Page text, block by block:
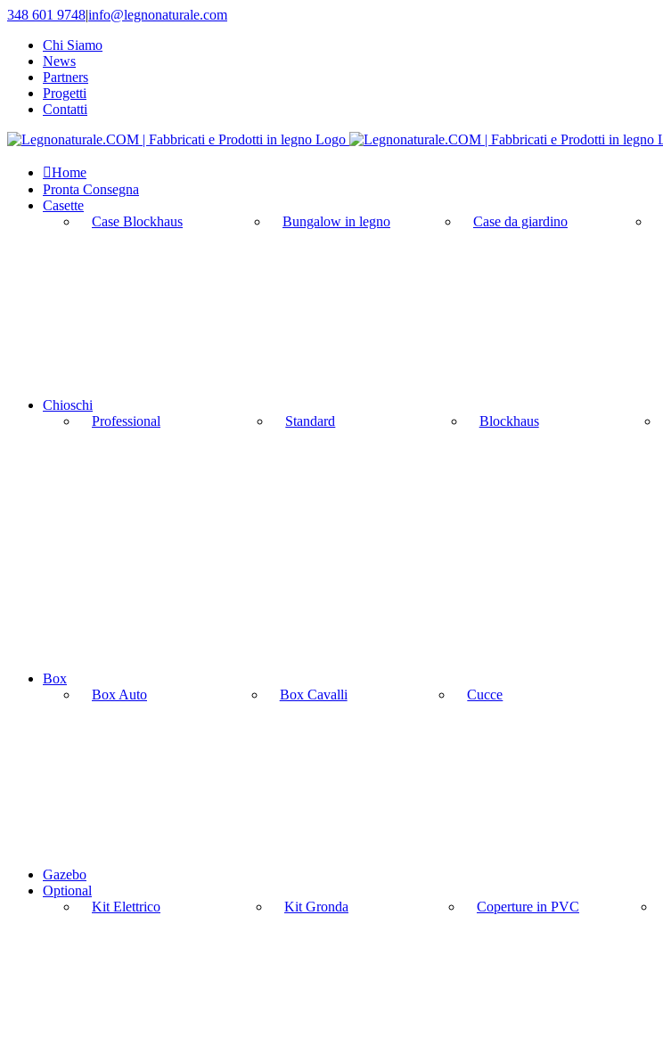
Salta
contenuto
348 601 9748|info@legnonaturale.com
Chi Siamo
News
Partners
Progetti
Contatti
Home
Pronta Consegna
Casette
Case Blockhaus
Bungalow in legno Case da giardino
Chioschi
Professional
Standard Blockhaus
Box
Box Auto
Box Cavalli Cucce
Gazebo
Optional
Kit Elettrico
Kit Gronda Coperture in PVC